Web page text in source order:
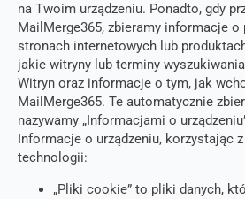
na Twoim urządzeniu. Ponadto, gdy
MailMerge365, zbieramy informacje o
stronach internetowych lub
jakie witryny lub terminy
Witryn oraz informacje o tym, jak
MailMerge365. Te automatycznie
nazywamy „Informacjami o
Informacje o urządzeniu, korzystając
technologii:
„Pliki cookie” to pliki danych,